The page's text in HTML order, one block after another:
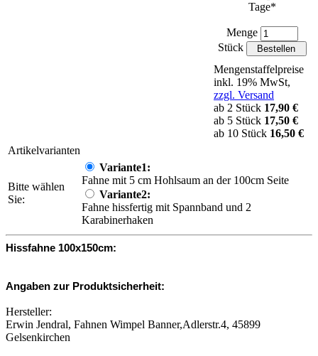
Tage*
Menge
Stück
Mengenstaffelpreise
inkl. 19% MwSt,
zzgl. Versand
ab 2 Stück 17,90 €
ab 5 Stück 17,50 €
ab 10 Stück 16,50 €
Artikelvarianten
Bitte wählen
Sie:
Variante1:
Fahne mit 5 cm Hohlsaum an der 100cm Seite
Variante2:
Fahne hissfertig mit Spannband und 2
Karabinerhaken
Hissfahne 100x150cm:
Angaben zur Produktsicherheit:
Hersteller:
Erwin Jendral, Fahnen Wimpel Banner,Adlerstr.4, 45899
Gelsenkirchen